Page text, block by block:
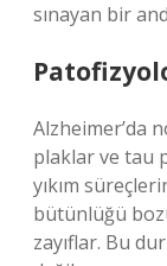
sınayan bir
Alzheimer’da
plaklar ve tau
yıkım
bütünlüğü
zayıflar. Bu